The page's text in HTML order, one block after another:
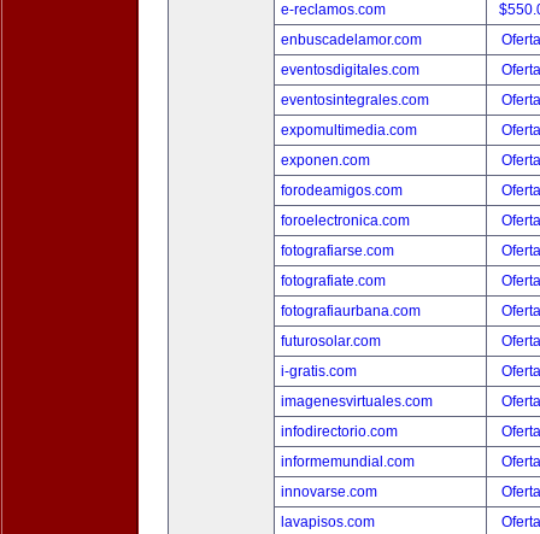
e-reclamos.com
enbuscadelamor.com
eventosdigitales.com
eventosintegrales.com
expomultimedia.com
exponen.com
forodeamigos.com
foroelectronica.com
fotografiarse.com
fotografiate.com
fotografiaurbana.com
futurosolar.com
i-gratis.com
imagenesvirtuales.com
infodirectorio.com
informemundial.com
innovarse.com
lavapisos.com